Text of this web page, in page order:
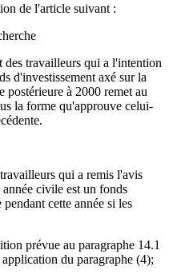
de l'article suivant :
des travailleurs qui a l'intention
d'investissement axé sur la
postérieure à 2000 remet au
la forme qu'approuve celui-
qui a remis l'avis
civile est un fonds
cette année si les
prévue au paragraphe 14.1
du paragraphe (4);